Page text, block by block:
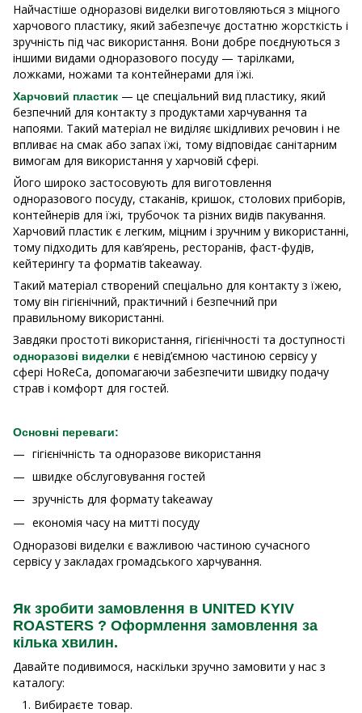
Найчастіше одноразові виделки виготовляються з міцного
харчового пластику, який забезпечує достатню жорсткість і
зручність під час використання. Вони добре поєднуються з
іншими видами одноразового посуду — тарілками,
ложками, ножами та контейнерами для їжі.
Харчовий пластик — це спеціальний вид пластику, який
безпечний для контакту з продуктами харчування та
напоями. Такий матеріал не виділяє шкідливих речовин і не
впливає на смак або запах їжі, тому відповідає санітарним
вимогам для використання у харчовій сфері.
Його широко застосовують для виготовлення
одноразового посуду, стаканів, кришок, столових приборів,
контейнерів для їжі, трубочок та різних видів пакування.
Харчовий пластик є легким, міцним і зручним у використанні,
тому підходить для кав’ярень, ресторанів, фаст-фудів,
кейтерингу та форматів takeaway.
Такий матеріал створений спеціально для контакту з їжею,
тому він гігієнічний, практичний і безпечний при
правильному використанні.
Завдяки простоті використання, гігієнічності та доступності
одноразові виделки є невід’ємною частиною сервісу у
сфері HoReCa, допомагаючи забезпечити швидку подачу
страв і комфорт для гостей.
Основні переваги:
гігієнічність та одноразове використання
швидке обслуговування гостей
зручність для формату takeaway
економія часу на митті посуду
Одноразові виделки є важливою частиною сучасного
сервісу у закладах громадського харчування.
Як зробити замовлення в UNITED KYIV
ROASTERS ? Оформлення замовлення за
кілька хвилин.
Давайте подивимося, наскільки зручно замовити у нас з
каталогу:
Вибираєте товар.